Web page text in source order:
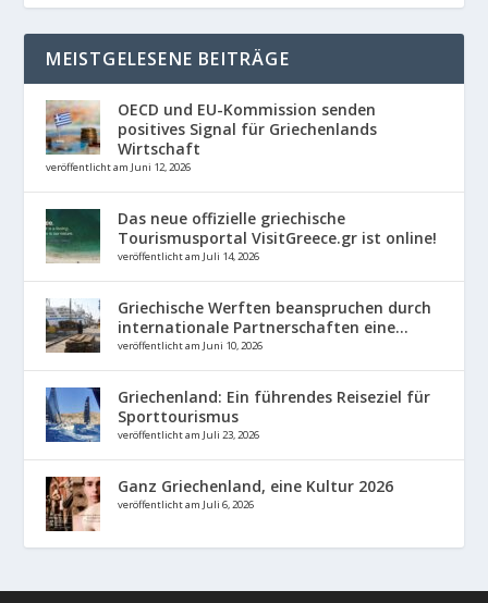
MEISTGELESENE BEITRÄGE
OECD und EU-Kommission senden
positives Signal für Griechenlands
Wirtschaft
veröffentlicht am Juni 12, 2026
Das neue offizielle griechische
Tourismusportal VisitGreece.gr ist online!
veröffentlicht am Juli 14, 2026
Griechische Werften beanspruchen durch
internationale Partnerschaften eine...
veröffentlicht am Juni 10, 2026
Griechenland: Ein führendes Reiseziel für
Sporttourismus
veröffentlicht am Juli 23, 2026
Ganz Griechenland, eine Kultur 2026
veröffentlicht am Juli 6, 2026